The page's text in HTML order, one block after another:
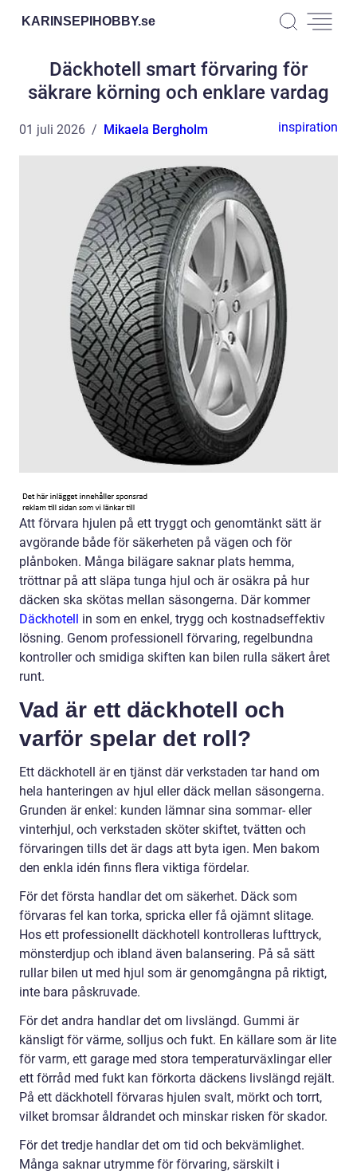
KARINSEPIHOBBY.se
Däckhotell smart förvaring för
säkrare körning och enklare vardag
01 juli 2026 Mikaela Bergholm inspiration
Att förvara hjulen på ett tryggt och genomtänkt sätt är
avgörande både för säkerheten på vägen och för
plånboken. Många bilägare saknar plats hemma,
tröttnar på att släpa tunga hjul och är osäkra på hur
däcken ska skötas mellan säsongerna. Där kommer
Däckhotell
in som en enkel, trygg och kostnadseffektiv
lösning. Genom professionell förvaring, regelbundna
kontroller och smidiga skiften kan bilen rulla säkert året
runt.
Vad är ett däckhotell och
varför spelar det roll?
Ett däckhotell är en tjänst där verkstaden tar hand om
hela hanteringen av hjul eller däck mellan säsongerna.
Grunden är enkel: kunden lämnar sina sommar- eller
vinterhjul, och verkstaden sköter skiftet, tvätten och
förvaringen tills det är dags att byta igen. Men bakom
den enkla idén finns flera viktiga fördelar.
För det första handlar det om säkerhet. Däck som
förvaras fel kan torka, spricka eller få ojämnt slitage.
Hos ett professionellt däckhotell kontrolleras lufttryck,
mönsterdjup och ibland även balansering. På så sätt
rullar bilen ut med hjul som är genomgångna på riktigt,
inte bara påskruvade.
För det andra handlar det om livslängd. Gummi är
känsligt för värme, solljus och fukt. En källare som är lite
för varm, ett garage med stora temperaturväxlingar eller
ett förråd med fukt kan förkorta däckens livslängd rejält.
På ett däckhotell förvaras hjulen svalt, mörkt och torrt,
vilket bromsar åldrandet och minskar risken för skador.
För det tredje handlar det om tid och bekvämlighet.
Många saknar utrymme för förvaring, särskilt i